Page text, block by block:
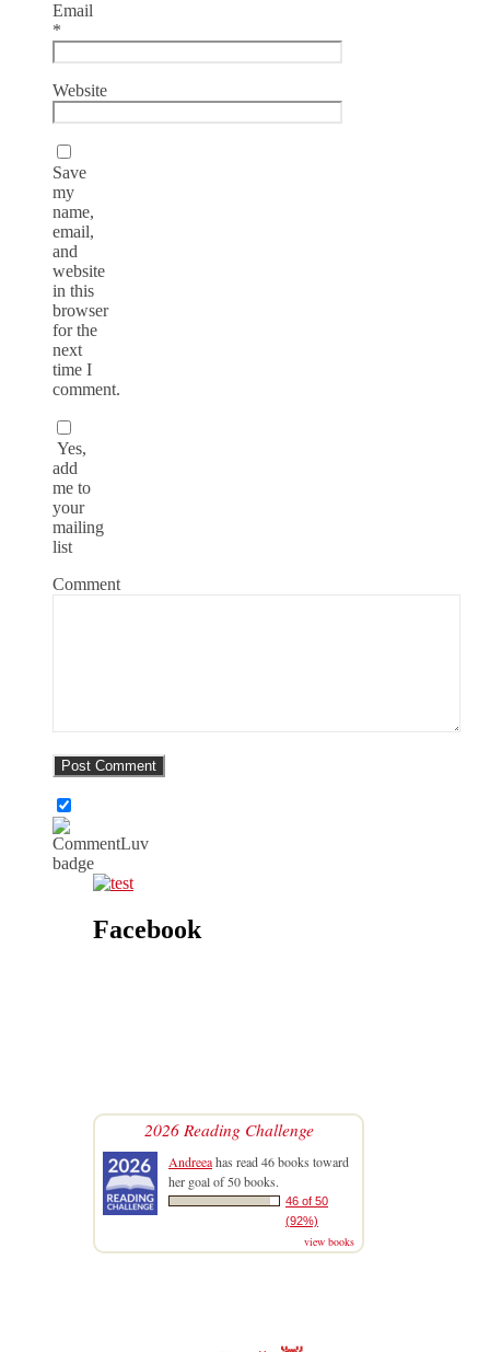
Email
*
Website
Save
my
name,
email,
and
website
in this
browser
for the
next
time I
comment.
Yes,
add
me to
your
mailing
list
Comment
Facebook
2026 Reading Challenge
Andreeahas read 46 books toward
her goal of 50 books.
46 of 50
(92%)
view books